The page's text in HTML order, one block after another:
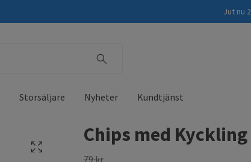
Jut nu
Storsäljare Nyheter Kundtjänst
Chips med Kyckling
79 kr